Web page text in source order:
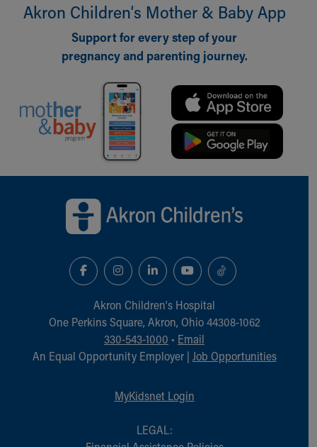
Injury Prevention
Medical Records
Symptom Checker
Akron Children‘s Mother & Baby App
Support for every step of your
pregnancy and parenting journey.
Akron Children‘s Hospital
One Perkins Square, Akron, Ohio 44308-1062
330-543-1000 • Email
An Equal Opportunity Employer | Job Opportunities
MyKidsnet Login
LEGAL: